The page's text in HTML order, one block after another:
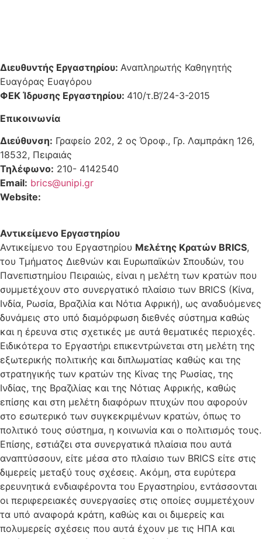
Διευθυντής Εργαστηρίου: Αναπληρωτής Καθηγητής
Ευαγόρας Ευαγόρου
ΦΕΚ Ίδρυσης Εργαστηρίου: 410/τ.Β’/24-3-2015
Επικοινωνία
Διεύθυνση: Γραφείο 202, 2 ος Όροφ., Γρ. Λαμπράκη 126,
18532, Πειραιάς
Τηλέφωνο: 210- 4142540
Email: brics@unipi.gr
Website:
Αντικείμενο Εργαστηρίου
Αντικείμενο του Εργαστηρίου Μελέτης Κρατών BRICS,
του Τμήματος Διεθνών και Ευρωπαϊκών Σπουδών, του
Πανεπιστημίου Πειραιώς, είναι η μελέτη των κρατών που
συμμετέχουν στο συνεργατικό πλαίσιο των BRICS (Κίνα,
Ινδία, Ρωσία, Βραζιλία και Νότια Αφρική), ως αναδυόμενες
δυνάμεις στο υπό διαμόρφωση διεθνές σύστημα καθώς
και η έρευνα στις σχετικές με αυτά θεματικές περιοχές.
Ειδικότερα το Εργαστήρι επικεντρώνεται στη μελέτη της
εξωτερικής πολιτικής και διπλωματίας καθώς και της
στρατηγικής των κρατών της Κίνας της Ρωσίας, της
Ινδίας, της Βραζιλίας και της Νότιας Αφρικής, καθώς
επίσης και στη μελέτη διαφόρων πτυχών που αφορούν
στο εσωτερικό των συγκεκριμένων κρατών, όπως το
πολιτικό τους σύστημα, η κοινωνία και ο πολιτισμός τους.
Επίσης, εστιάζει στα συνεργατικά πλαίσια που αυτά
αναπτύσσουν, είτε μέσα στο πλαίσιο των BRICS είτε στις
διμερείς μεταξύ τους σχέσεις. Ακόμη, στα ευρύτερα
ερευνητικά ενδιαφέροντα του Εργαστηρίου, εντάσσονται
οι περιφερειακές συνεργασίες στις οποίες συμμετέχουν
τα υπό αναφορά κράτη, καθώς και οι διμερείς και
πολυμερείς σχέσεις που αυτά έχουν με τις ΗΠΑ και